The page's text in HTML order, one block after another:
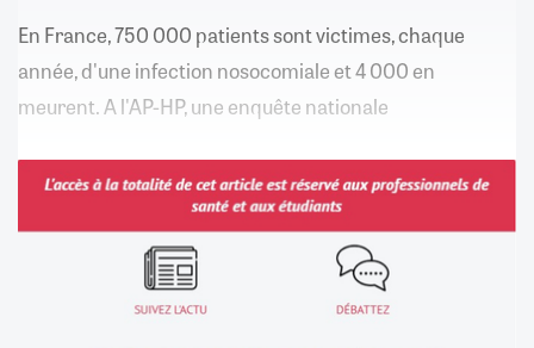
En France, 750 000 patients sont victimes, chaque
année, d'une infection nosocomiale et 4 000 en
meurent. A l'AP-HP, une enquête nationale